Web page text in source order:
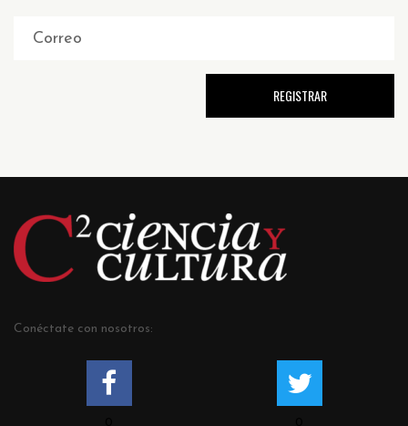
Conéctate con nosotros: